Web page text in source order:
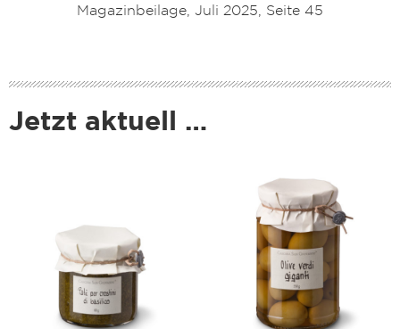
Magazinbeilage, Juli 2025, Seite 45
Jetzt aktuell …